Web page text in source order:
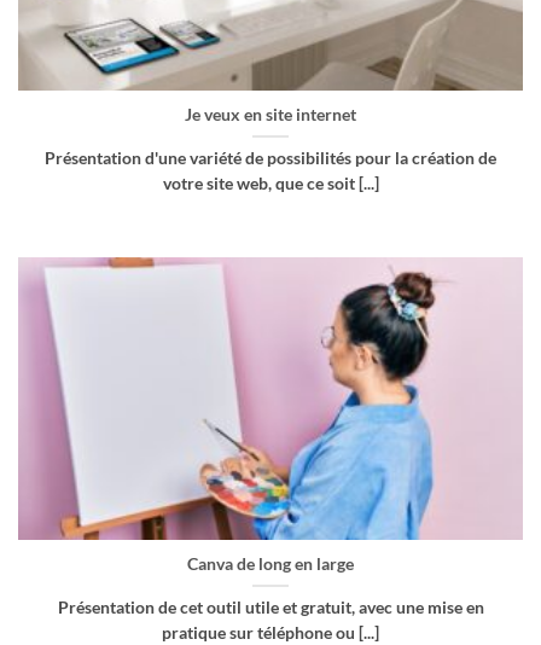
Je veux en site internet
Présentation d'une variété de possibilités pour la création de
votre site web, que ce soit [...]
Canva de long en large
Présentation de cet outil utile et gratuit, avec une mise en
pratique sur téléphone ou [...]